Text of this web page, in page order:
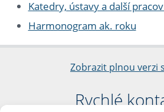
Katedry, ústavy a další
Harmonogram ak. roku
Zobrazit plnou verzi
Rychlé